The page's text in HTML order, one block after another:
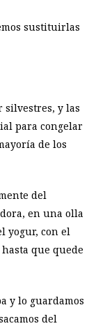
sustituirlas
silvestres, y las
para congelar
de los
del
en una olla
yogur, con el
que quede
y lo guardamos
del